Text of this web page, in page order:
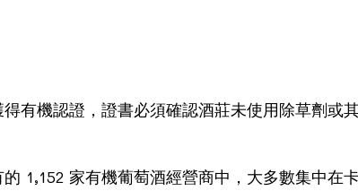
有機認證，證書必須確認酒莊未使用除草劑或
1,152 家有機葡萄酒經營商中，大多數集中在